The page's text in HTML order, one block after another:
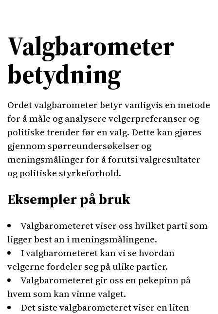
Valgbarometer
betydning
Ordet valgbarometer betyr vanligvis en metode
for å måle og analysere velgerpreferanser og
politiske trender før en valg. Dette kan gjøres
gjennom spørreundersøkelser og
meningsmålinger for å forutsi valgresultater
og politiske styrkeforhold.
Eksempler på bruk
Valgbarometeret viser oss hvilket parti som
ligger best an i meningsmålingene.
I valgbarometeret kan vi se hvordan
velgerne fordeler seg på ulike partier.
Valgbarometeret gir oss en pekepinn på
hvem som kan vinne valget.
Det siste valgbarometeret viser en liten